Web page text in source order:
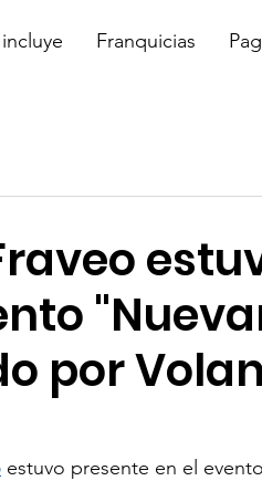
Franquicias
por
estuvo presente en el